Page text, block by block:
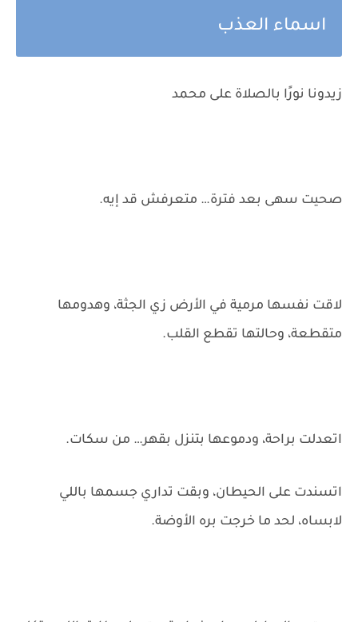
اسماء العذب
زيدونا نورًا بالصلاة على محمد
صحيت سهى بعد فترة… متعرفش قد إيه.
لاقت نفسها مرمية في الأرض زي الجثة، وهدومها
متقطعة، وحالتها تقطع القلب.
اتعدلت براحة، ودموعها بتنزل بقهر… من سكات.
اتسندت على الحيطان، وبقت تداري جسمها باللي
لابساه، لحد ما خرجت بره الأوضة.